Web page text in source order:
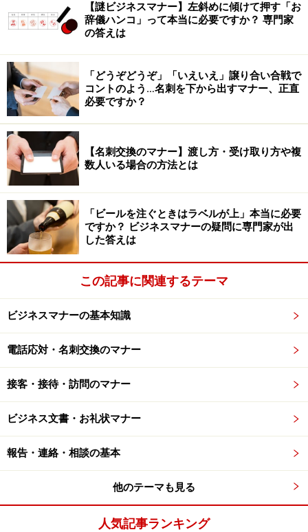
が大切です。そして、この人はわかってくれるという安
心感を与えるようにしましょう。しっかり耳を傾けなが
す。お客様が何に対して怒っているのかを知ることが大
事です。それをちゃんと把握できなければ、正しい対処
はできません。
■お詫びする
こちらに非があるかどうかわからないうちは、「謝罪し
てはいけない」という欧米流の考え方もありますが、不
快な気持ちにさせてしまったことは事実。そのことに関
しては、以下のようなお詫びを言いましょう。
「○○様をご不快なお気持ちにさせてしまい、申し訳ござ
いませんでした」
「ご迷惑をおかけして、大変申し訳ございませんでし
た」
「せっかくのご信頼にお応えすることができず、申し訳
ございませんでした」
ただし、「全て当社の責任です」「責任を持って対応さ
せていただきます」など、クレームの内容をきちんと把
握しないままに、全面謝罪はしないようにします。無責
任な発言によって、後からもっと大きなトラブルになる
可能性もありますから、注意してください。あくまで
【謎ビジネスマナー】左斜めに傾けて押す「お
辞儀ハンコ」って本当に必要ですか？ 専門家
の答えは
「どうぞどうぞ」「いえいえ」譲り合い合戦で
コントのよう…名刺を下から出すマナー、正直
必要ですか？
【名刺交換のマナー】渡し方・受け取り方や複
数人いる場合の方法とは
「ビールを注ぐときはラベルが上」本当に必要
ですか？ ビジネスマナーの疑問に専門家が出
した答えは
この記事に関連するテーマ
ビジネスマナーの基本知識
電話応対・名刺交換のマナー
接客・接待・訪問のマナー
ビジネス文書・お礼状マナー
報告・連絡・相談の基本
他のテーマも見る
人気記事ランキング